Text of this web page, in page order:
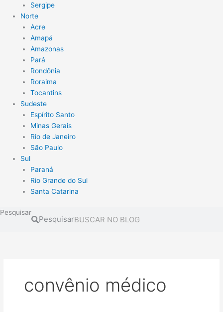
Sergipe
Norte
Acre
Amapá
Amazonas
Pará
Rondônia
Roraima
Tocantins
Sudeste
Espírito Santo
Minas Gerais
Rio de Janeiro
São Paulo
Sul
Paraná
Rio Grande do Sul
Santa Catarina
Pesquisar
Pesquisar
convênio médico